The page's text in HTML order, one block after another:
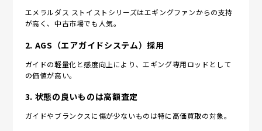
エメラルダス ストイストシリーズはエギングファンからの支持
が高く、中古市場でも人気。
2. AGS（エアガイドシステム）採用
ガイドの軽量化と感度向上により、エギング専用ロッドとして
の価値が高い。
3. 状態の良いものは高額査定
ガイドやブランクスに傷が少ないものは特に高価買取の対象。